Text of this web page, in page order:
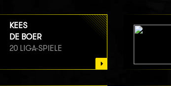
KEES
DE BOER
20 LIGA-SPIELE